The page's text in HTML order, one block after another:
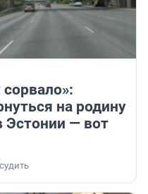
на родину
Эстонии — вот